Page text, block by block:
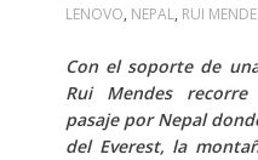
LENOVO, NEPAL, RUI
Con el soporte de
Rui Mendes
pasaje por Nepal
del Everest, la